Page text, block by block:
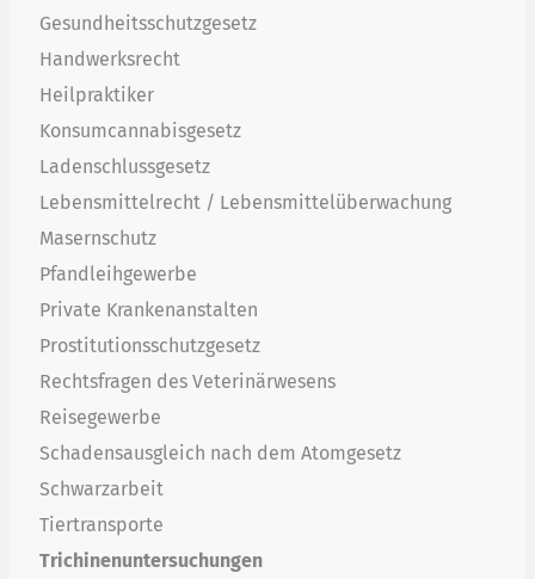
Gesundheitsschutzgesetz
Handwerksrecht
Heilpraktiker
Konsumcannabisgesetz
Ladenschlussgesetz
Lebensmittelrecht / Lebensmittelüberwachung
Masernschutz
Pfandleihgewerbe
Private Krankenanstalten
Prostitutionsschutzgesetz
Rechtsfragen des Veterinärwesens
Reisegewerbe
Schadensausgleich nach dem Atomgesetz
Schwarzarbeit
Tiertransporte
Trichinenuntersuchungen